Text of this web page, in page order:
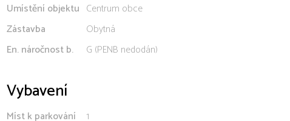
Umístění objektu Centrum obce
Zástavba
Obytná
En. náročnost b.
G (PENB nedodán)
Vybavení
Míst k parkování
1